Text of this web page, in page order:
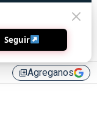
library_addAgreganos
Seguir